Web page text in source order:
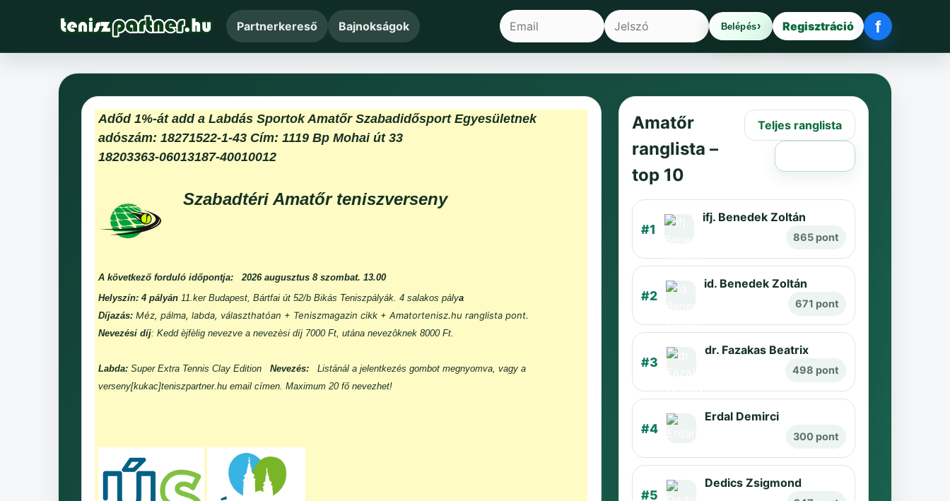
Partnerkereső Bajnokságok Belépés Regisztráció fFacebook
Adőd 1%-át add a Labdás Sportok Amatőr Szabadidősport Egyesületnek
adószám: 18271522-1-43 Cím: 1119 Bp Mohai út 33
18203363-06013187-40010012
Szabadtéri Amatőr teniszverseny
A következő forduló időpontja:
2026 augusztus 8 szombat. 13.00
Helyszín: 4 pályán 11.ker Budapest, Bártfai út 52/b Bikás Teniszpályák. 4 salakos pálya
Díjazás: Méz, pálma, labda, választhatóan + Teniszmagazin cikk + Amatortenisz.hu ranglista pont.
Nevezési díj: Kedd èjfèlig nevezve a nevezèsi díj 7000 Ft, utána nevezôknek 8000 Ft.
Labda: Super Extra Tennis Clay Edition Nevezés:
Listánál a jelentkezés gombot megnyomva, vagy a
verseny[kukac]teniszpartner.hu email címen. Maximum 20 fő nevezhet!
Amatőr
ranglista –
top 10
Teljes ranglista
#1
ifj. Benedek Zoltán
865 pont
#2
id. Benedek Zoltán
671 pont
#3
dr. Fazakas Beatrix
498 pont
#4
Erdal Demirci
300 pont
#5
Dedics Zsigmond